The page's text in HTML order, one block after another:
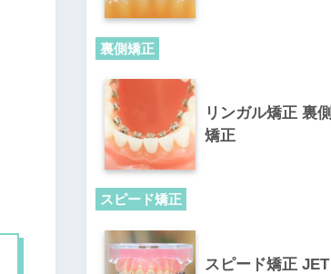
裏側矯正
リンガル矯正 裏側
矯正
スピード矯正
スピード矯正 JET